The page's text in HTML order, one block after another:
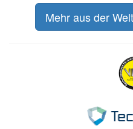
Mehr aus der